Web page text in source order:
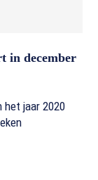
in december
het jaar 2020